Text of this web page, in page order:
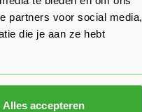
partners voor social media,
die je aan ze hebt
Alles accepteren